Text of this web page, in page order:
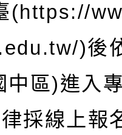
(https://
)後
中區)進入
採線上報